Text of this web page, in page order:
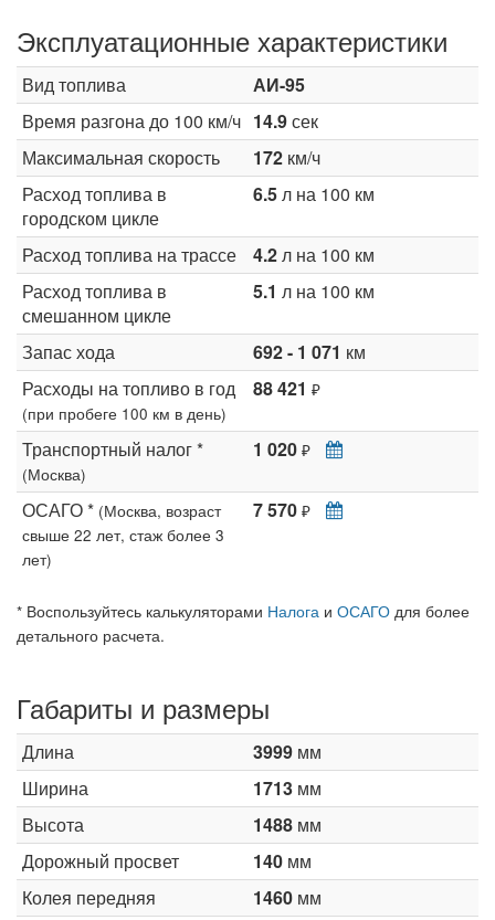
Эксплуатационные характеристики
Вид топлива
АИ-95
Время разгона до 100 км/ч 14.9сек
Максимальная скорость
172 км/ч
Расход топлива в
городском цикле
6.5л на 100 км
Расход топлива на трассе 4.2л на 100 км
Расход топлива в
смешанном цикле
5.1 л на 100 км
Запас хода 692 - 1 071 км
Расходы на топливо в год
(при пробеге 100 км в день)
88 421 ₽
Транспортный налог *
(Москва)
1 020 ₽
ОСАГО * (Москва, возраст
свыше 22 лет, стаж более 3
лет)
7 570 ₽
* Воспользуйтесь калькуляторами Налога и ОСАГО для более
детального расчета.
Габариты и размеры
Длина 3999 мм
Ширина
1713 мм
Высота
1488 мм
Дорожный просвет
140 мм
Колея передняя
1460 мм